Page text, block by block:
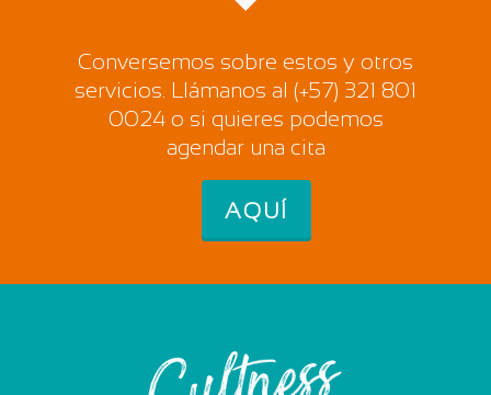
Conversemos sobre estos y otros
servicios. Llámanos al (+57) 321 801
0024 o si quieres podemos
agendar una cita
AQUÍ